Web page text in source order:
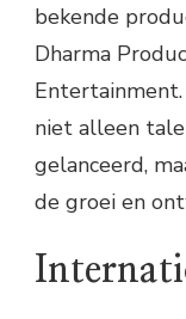
bekende
Dharma
niet alleen
gelanceerd,
de groei en